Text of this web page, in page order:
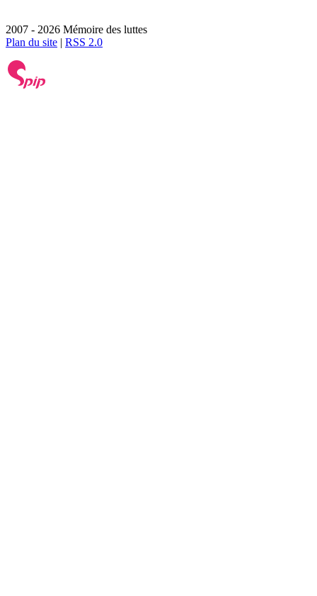
2007 - 2026 Mémoire des luttes
Plan du site | RSS 2.0